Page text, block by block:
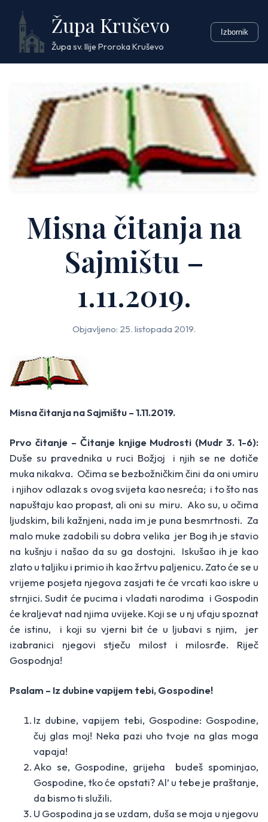
content
Župa Kruševo
Župa sv. Ilije Proroka Kruševo
Izbornik
Misna čitanja na
Sajmištu –
1.11.2019.
Objavljeno: 25. listopada 2019.
Misna čitanja na Sajmištu – 1.11.2019.
Prvo čitanje – Čitanje knjige Mudrosti (Mudr 3. 1-6):
Duše su pravednika u ruci Božjoj i njih se ne dotiče
muka nikakva. Očima se bezbožničkim čini da oni umiru
i njihov odlazak s ovog svijeta kao nesreća; i to što nas
napuštaju kao propast, ali oni su miru. Ako su, u očima
ljudskim, bili kažnjeni, nada im je puna besmrtnosti. Za
malo muke zadobili su dobra velika jer Bog ih je stavio
na kušnju i našao da su ga dostojni. Iskušao ih je kao
zlato u taljiku i primio ih kao žrtvu paljenicu. Zato će se u
vrijeme posjeta njegova zasjati te će vrcati kao iskre u
strnjici. Sudit će pucima i vladati narodima i Gospodin
će kraljevat nad njima uvijeke. Koji se u nj ufaju spoznat
će istinu, i koji su vjerni bit će u ljubavi s njim, jer
izabranici njegovi stječu milost i milosrđe. Riječ
Gospodnja!
Psalam – Iz dubine vapijem tebi, Gospodine!
Iz dubine, vapijem tebi, Gospodine: Gospodine,
čuj glas moj! Neka pazi uho tvoje na glas moga
vapaja!
Ako se, Gospodine, grijeha budeš spominjao,
Gospodine, tko će opstati? Al’ u tebe je praštanje,
da bismo ti služili.
U Gospodina ja se uzdam, duša se moja u njegovu